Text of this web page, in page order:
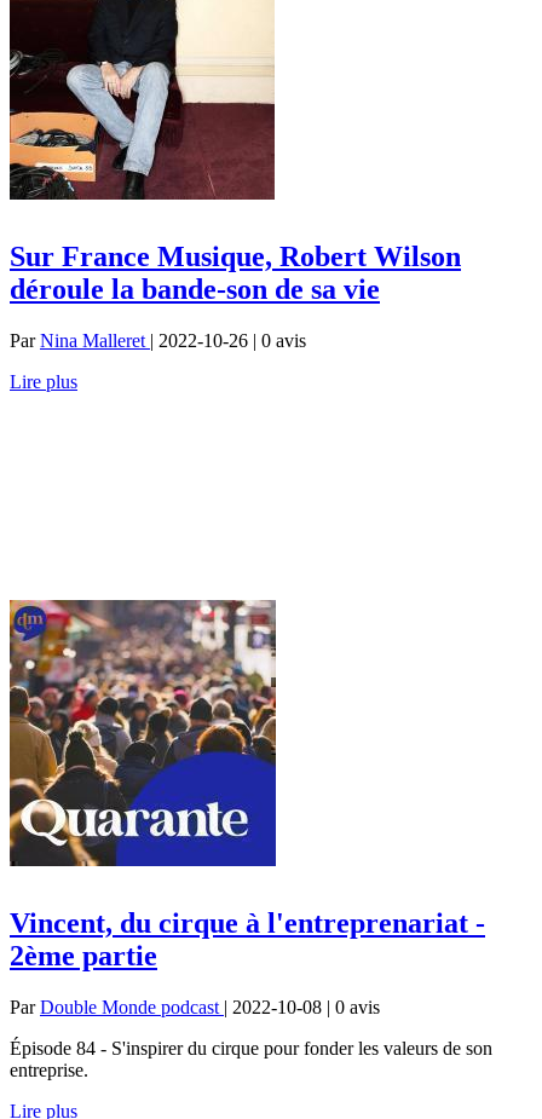
Sur France Musique, Robert Wilson
déroule la bande-son de sa vie
ParNina Malleret | 2022-10-26 | 0 avis
Lire plus
Vincent, du cirque à l'entreprenariat -
2ème partie
ParDouble Monde podcast | 2022-10-08 | 0 avis
Épisode 84 - S'inspirer du cirque pour fonder les valeurs de son
entreprise.
Lire plus